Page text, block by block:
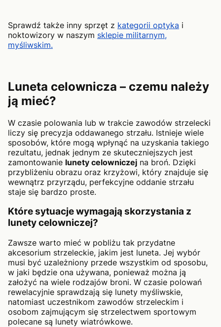
Sprawdź także inny sprzęt z kategorii optyka i
noktowizory w naszym sklepie militarnym,
myśliwskim.
Luneta celownicza – czemu należy
ją mieć?
W czasie polowania lub w trakcie zawodów strzelecki
liczy się precyzja oddawanego strzału. Istnieje wiele
sposobów, które mogą wpłynąć na uzyskania takiego
rezultatu, jednak jednym ze skuteczniejszych jest
zamontowanie lunety celowniczej na broń. Dzięki
przybliżeniu obrazu oraz krzyżowi, który znajduje się
wewnątrz przyrządu, perfekcyjne oddanie strzału
staje się bardzo proste.
Które sytuacje wymagają skorzystania z
lunety celowniczej?
Zawsze warto mieć w pobliżu tak przydatne
akcesorium strzeleckie, jakim jest luneta. Jej wybór
musi być uzależniony przede wszystkim od sposobu,
w jaki będzie ona używana, ponieważ można ją
założyć na wiele rodzajów broni. W czasie polowań
rewelacyjnie sprawdzają się lunety myśliwskie,
natomiast uczestnikom zawodów strzeleckim i
osobom zajmującym się strzelectwem sportowym
polecane są lunety wiatrówkowe.